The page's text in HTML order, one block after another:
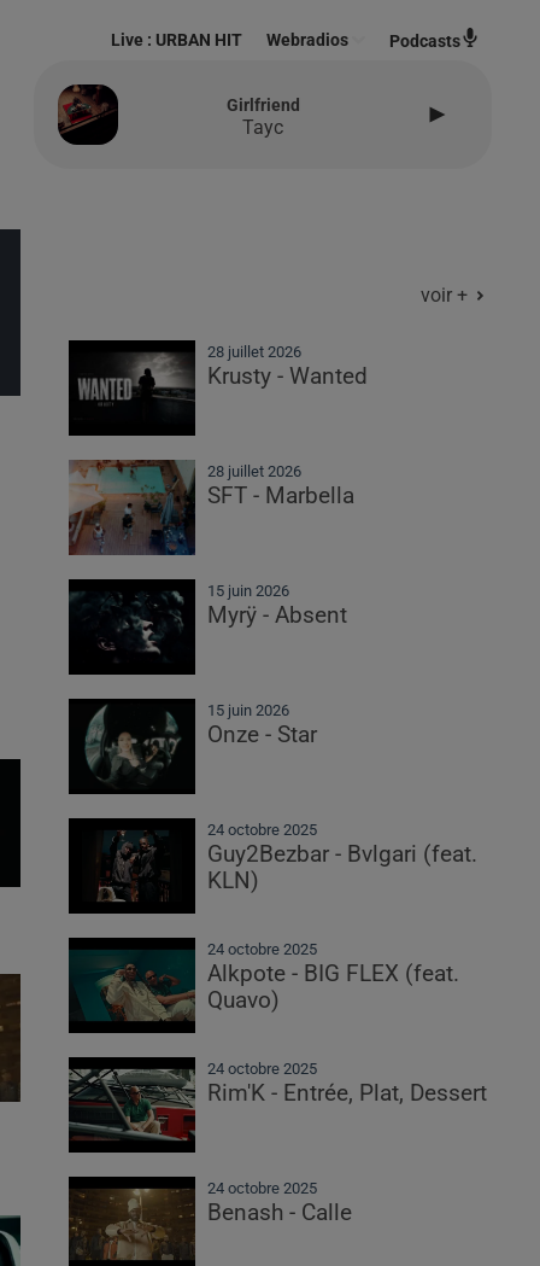
Live : URBAN HIT Webradios Podcasts
Girlfriend
Tayc
voir +
28 juillet 2026
Krusty - Wanted
28 juillet 2026
SFT - Marbella
15 juin 2026
Myrÿ - Absent
15 juin 2026
Onze - Star
24 octobre 2025
Guy2Bezbar - Bvlgari (feat.
KLN)
24 octobre 2025
Alkpote - BIG FLEX (feat.
Quavo)
24 octobre 2025
Rim'K - Entrée, Plat, Dessert
24 octobre 2025
Benash - Calle